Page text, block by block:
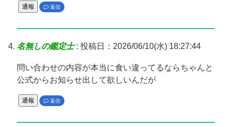
通報 返信
名無しの鑑定士: 投稿日：2026/06/10(水) 18:27:44
問い合わせの内容が本当に食い違ってるならちゃんと
公式からお知らせ出して欲しいんだが
通報 返信